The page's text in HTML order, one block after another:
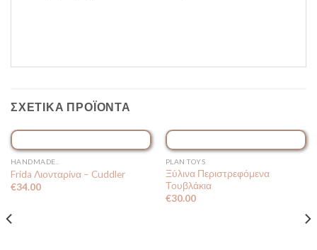
ΣΧΕΤΙΚΆ ΠΡΟΪΌΝΤΑ
HANDMADE..
Frida Λιονταρίνα – Cuddler
€34.00
PLAN TOYS
Ξύλινα Περιστρεφόμενα
Τουβλάκια
€30.00